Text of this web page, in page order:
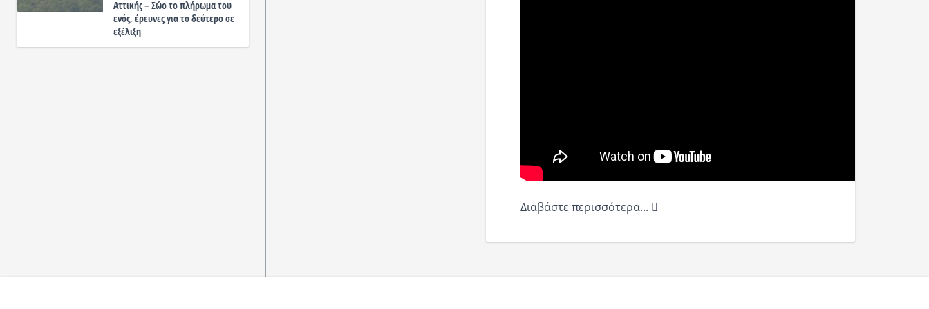
Διαβάστε περισσότερα...
Αττικής – Σώο το πλήρωμα του
ενός, έρευνες για το δεύτερο σε
εξέλιξη